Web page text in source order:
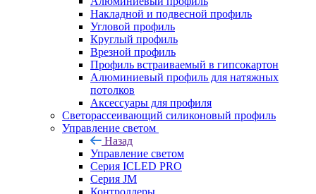
Накладной и подвесной профиль
Угловой профиль
Круглый профиль
Врезной профиль
Профиль встраиваемый в гипсокартон
Алюминиевый профиль для натяжных
потолков
Аксессуары для профиля
Светорассеивающий силиконовый профиль
Управление светом
Назад
Управление светом
Серия ICLED PRO
Серия JM
Контроллеры